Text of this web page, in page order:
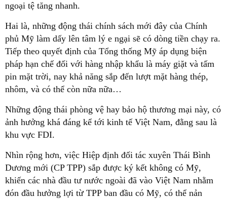
ngoại tệ tăng nhanh.
Hai là, những động thái chính sách mới đây của Chính
phủ Mỹ làm dấy lên tâm lý e ngại sẽ có dòng tiền chạy ra.
Tiếp theo quyết định của Tổng thống Mỹ áp dụng biện
pháp hạn chế đối với hàng nhập khẩu là máy giặt và tấm
pin mặt trời, nay khả năng sắp đến lượt mặt hàng thép,
nhôm, và có thể còn nữa nữa…
Những động thái phòng vệ hay bảo hộ thương mại này, có
ảnh hưởng khá đáng kể tới kinh tế Việt Nam, đằng sau là
khu vực FDI.
Nhìn rộng hơn, việc Hiệp định đối tác xuyên Thái Bình
Dương mới (CP TPP) sắp được ký kết không có Mỹ,
khiến các nhà đầu tư nước ngoài đã vào Việt Nam nhằm
đón đầu hưởng lợi từ TPP ban đầu có Mỹ, có thể nản